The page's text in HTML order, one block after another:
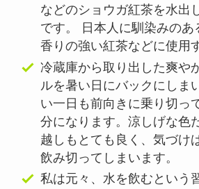
などのショウガ紅茶を水出
です。 日本人に馴染みのあ
香りの強い紅茶などに使用
冷蔵庫から取り出した爽や
ルを暑い日にバックにしま
い一日も前向きに乗り切っ
分になります。涼しげな色
越しもとても良く、気づけ
飲み切ってしまいます。
私は元々、水を飲むという